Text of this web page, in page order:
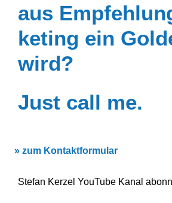
aus
keting ein
wird?
Just call me.
»zum Kontaktformular
Stefan Kerzel YouTube Kanal